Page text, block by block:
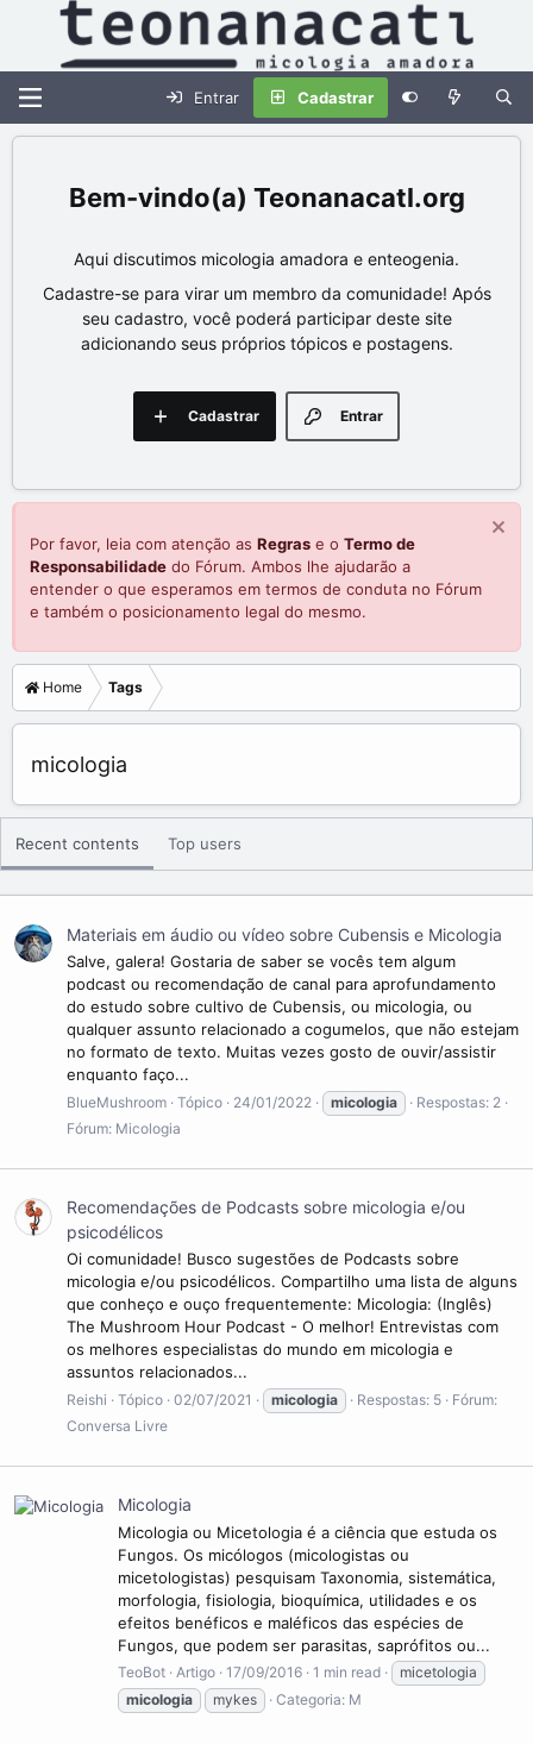
Entrar Cadastrar
Teonanacatl.org
Aqui discutimos micologia amadora e enteogenia.
Cadastre-se para virar um membro da comunidade! Após
seu cadastro, você poderá participar deste site
adicionando seus próprios tópicos e postagens.
Entrar
Cadastrar
Por favor, leia com atenção as Regras e o Termo de
Responsabilidade do Fórum. Ambos lhe ajudarão a
entender o que esperamos em termos de conduta no Fórum
e também o posicionamento legal do mesmo.
Home Tags
micologia
Recent contents Top users
Materiais em áudio ou vídeo sobre Cubensis e Micologia
Salve, galera! Gostaria de saber se vocês tem algum
podcast ou recomendação de canal para aprofundamento
do estudo sobre cultivo de Cubensis, ou micologia, ou
qualquer assunto relacionado a cogumelos, que não estejam
no formato de texto. Muitas vezes gosto de ouvir/assistir
enquanto faço...
BlueMushroom Tópico 24/01/2022 micologia
Respostas: 2
Fórum: Micologia
Recomendações de Podcasts sobre micologia e/ou
psicodélicos
Oi comunidade! Busco sugestões de Podcasts sobre
micologia e/ou psicodélicos. Compartilho uma lista de alguns
que conheço e ouço frequentemente: Micologia: (Inglês)
The Mushroom Hour Podcast - O melhor! Entrevistas com
os melhores especialistas do mundo em micologia e
assuntos relacionados...
Reishi Tópico 02/07/2021 micologia Respostas: 5
Fórum:
Conversa Livre
Micologia
Micologia ou Micetologia é a ciência que estuda os
Fungos. Os micólogos (micologistas ou
micetologistas) pesquisam Taxonomia, sistemática,
morfologia, fisiologia, bioquímica, utilidades e os
efeitos benéficos e maléficos das espécies de
Fungos, que podem ser parasitas, saprófitos ou...
TeoBot Artigo 17/09/2016 1 min read
micetologia
micologia
mykes Categoria: M